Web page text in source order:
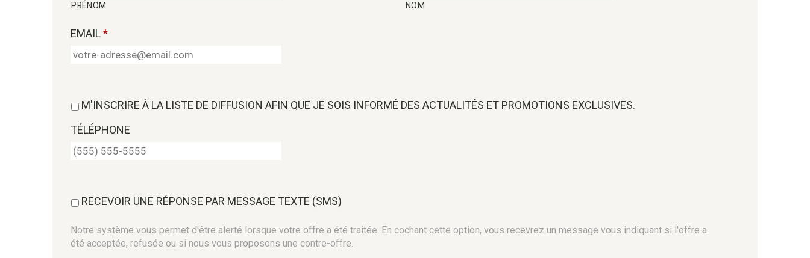
PRÉNOM NOM
EMAIL*
M'INSCRIRE À LA LISTE DE DIFFUSION AFIN QUE JE SOIS INFORMÉ DES ACTUALITÉS ET PROMOTIONS EXCLUSIVES.
TÉLÉPHONE
RECEVOIR UNE RÉPONSE PAR MESSAGE TEXTE (SMS)
Notre système vous permet d'être alerté lorsque votre offre a été traitée. En cochant cette option, vous recevrez un message vous indiquant si l'offre a
été acceptée, refusée ou si nous vous proposons une contre-offre.